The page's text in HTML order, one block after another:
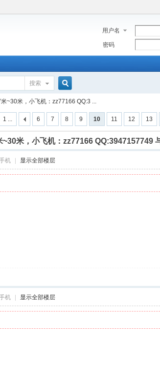
用户名
密码
搜索
搜
索
~30米，小飞机：zz77166 QQ:3 ...
1 ... 6 7 8 9 10 11 12 13
~30米，小飞机：zz77166 QQ:3947157749
机 显示全部楼层
机 显示全部楼层